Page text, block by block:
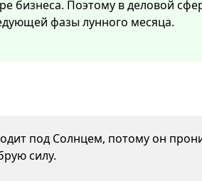
бизнеса. Поэтому в деловой
фазы лунного месяца.
под Солнцем, потому он
силу.